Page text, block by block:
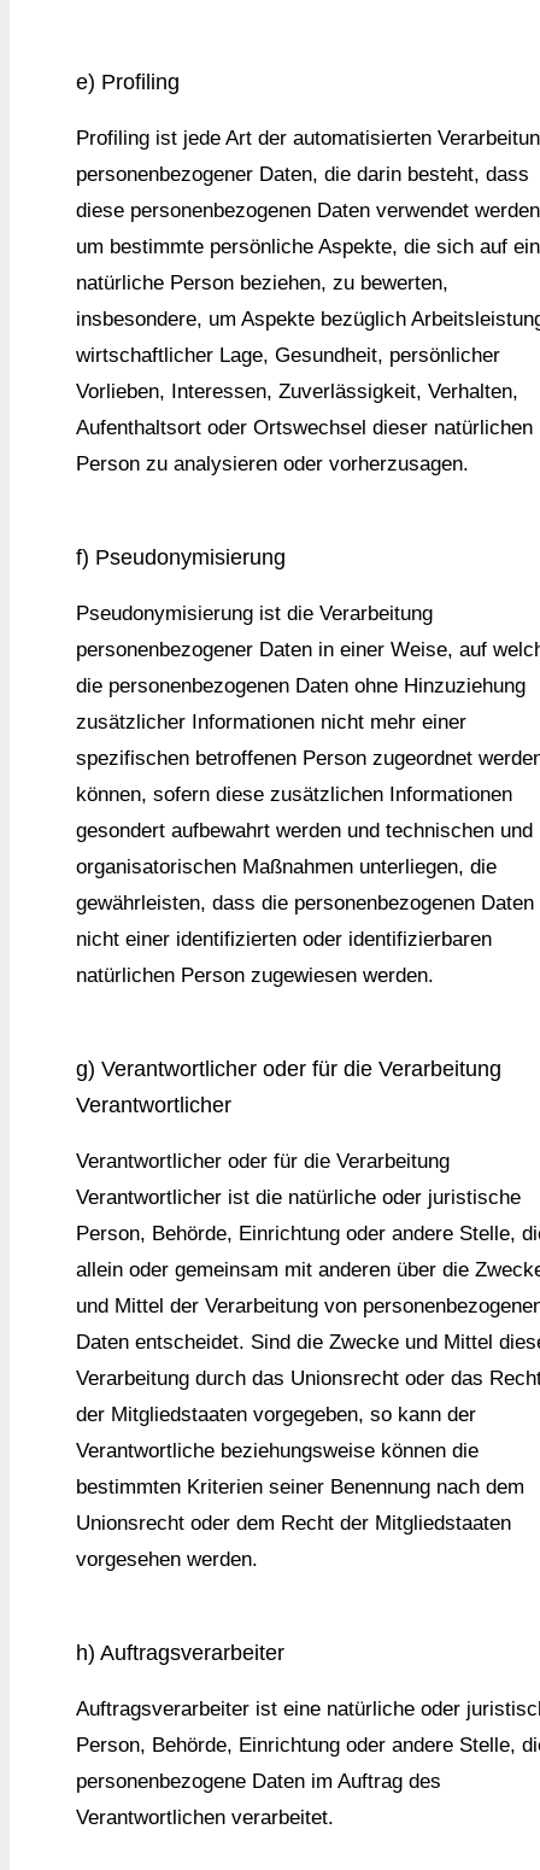
e) Profiling
Profiling ist jede Art der automatisierten
personenbezogener Daten, die darin besteht, dass
diese personenbezogenen Daten verwendet
um bestimmte persönliche Aspekte, die sich auf
natürliche Person beziehen, zu bewerten,
insbesondere, um Aspekte bezüglich
wirtschaftlicher Lage, Gesundheit, persönlicher
Vorlieben, Interessen, Zuverlässigkeit, Verhalten,
Aufenthaltsort oder Ortswechsel dieser natürlichen
Person zu analysieren oder vorherzusagen.
f) Pseudonymisierung
Pseudonymisierung ist die Verarbeitung
personenbezogener Daten in einer Weise, auf
die personenbezogenen Daten ohne Hinzuziehung
zusätzlicher Informationen nicht mehr einer
spezifischen betroffenen Person zugeordnet
können, sofern diese zusätzlichen Informationen
gesondert aufbewahrt werden und technischen und
organisatorischen Maßnahmen unterliegen, die
gewährleisten, dass die personenbezogenen Daten
nicht einer identifizierten oder identifizierbaren
natürlichen Person zugewiesen werden.
g) Verantwortlicher oder für die Verarbeitung
Verantwortlicher
Verantwortlicher oder für die Verarbeitung
Verantwortlicher ist die natürliche oder juristische
Person, Behörde, Einrichtung oder andere Stelle,
allein oder gemeinsam mit anderen über die
und Mittel der Verarbeitung von
Daten entscheidet. Sind die Zwecke und Mittel
Verarbeitung durch das Unionsrecht oder das
der Mitgliedstaaten vorgegeben, so kann der
Verantwortliche beziehungsweise können die
bestimmten Kriterien seiner Benennung nach dem
Unionsrecht oder dem Recht der Mitgliedstaaten
vorgesehen werden.
h) Auftragsverarbeiter
Auftragsverarbeiter ist eine natürliche oder
Person, Behörde, Einrichtung oder andere Stelle,
personenbezogene Daten im Auftrag des
Verantwortlichen verarbeitet.